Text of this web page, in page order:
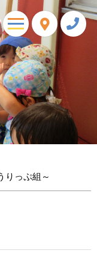
toggle
navigation
りっぷ組～